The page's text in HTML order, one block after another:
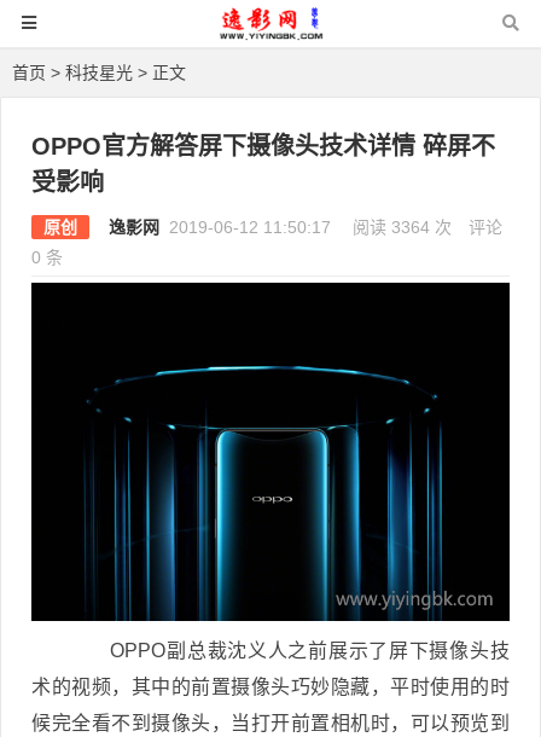
首页 > 科技星光 > 正文
OPPO官方解答屏下摄像头技术详情 碎屏不
受影响
原创 逸影网 2019-06-12 11:50:17 阅读 3364 次
评论
0 条
OPPO副总裁沈义人之前展示了屏下摄像头技
术的视频，其中的前置摄像头巧妙隐藏，平时使用的时
候完全看不到摄像头，当打开前置相机时，可以预览到